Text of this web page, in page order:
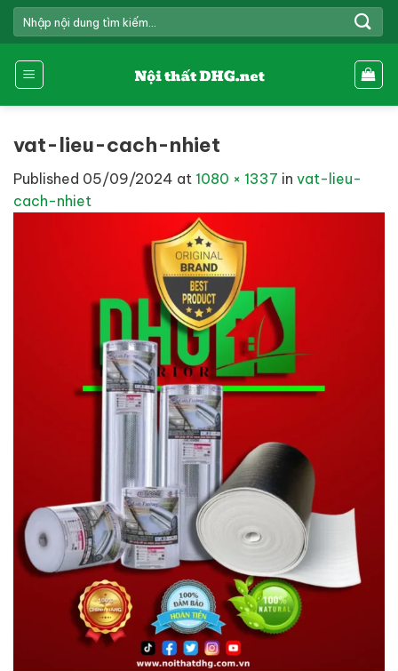
Skip
to
TÌM
KIẾM:
vat-lieu-cach-nhiet
Published 05/09/2024 at 1080 × 1337 in vat-lieu-
cach-nhiet